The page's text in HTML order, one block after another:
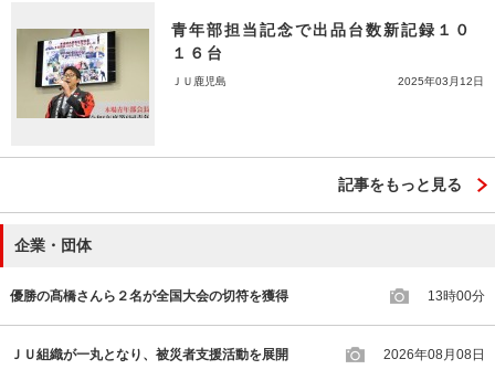
青年部担当記念で出品台数新記録１０
１６台
ＪＵ鹿児島 2025年03月12日
記事をもっと見る
企業・団体
優勝の髙橋さんら２名が全国大会の切符を獲得 13時00分
ＪＵ組織が一丸となり、被災者支援活動を展開 2026年08月08日